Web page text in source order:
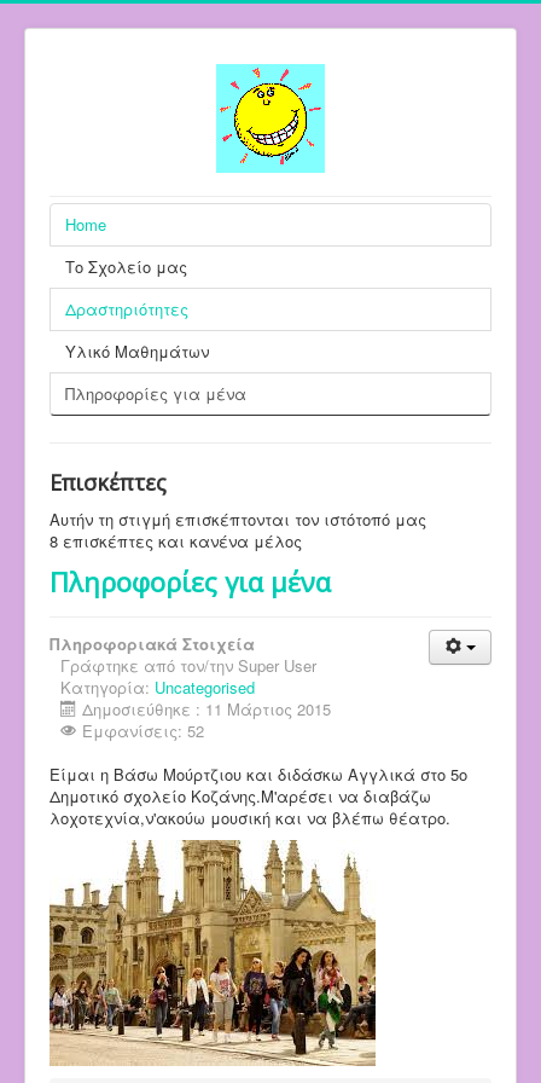
Home
Το Σχολείο μας
Δραστηριότητες
Υλικό Μαθημάτων
Πληροφορίες για μένα
Επισκέπτες
Αυτήν τη στιγμή επισκέπτονται τον ιστότοπό μας
8 επισκέπτες και κανένα μέλος
Πληροφορίες για μένα
Πληροφοριακά Στοιχεία
Γράφτηκε από τον/την Super User
Κατηγορία: Uncategorised
Δημοσιεύθηκε : 11 Μάρτιος 2015
Εμφανίσεις: 52
Είμαι η Βάσω Μούρτζιου και διδάσκω Αγγλικά στο 5ο
Δημοτικό σχολείο Κοζάνης.Μ'αρέσει να διαβάζω
λοχοτεχνία,ν'ακούω μουσική και να βλέπω θέατρο.